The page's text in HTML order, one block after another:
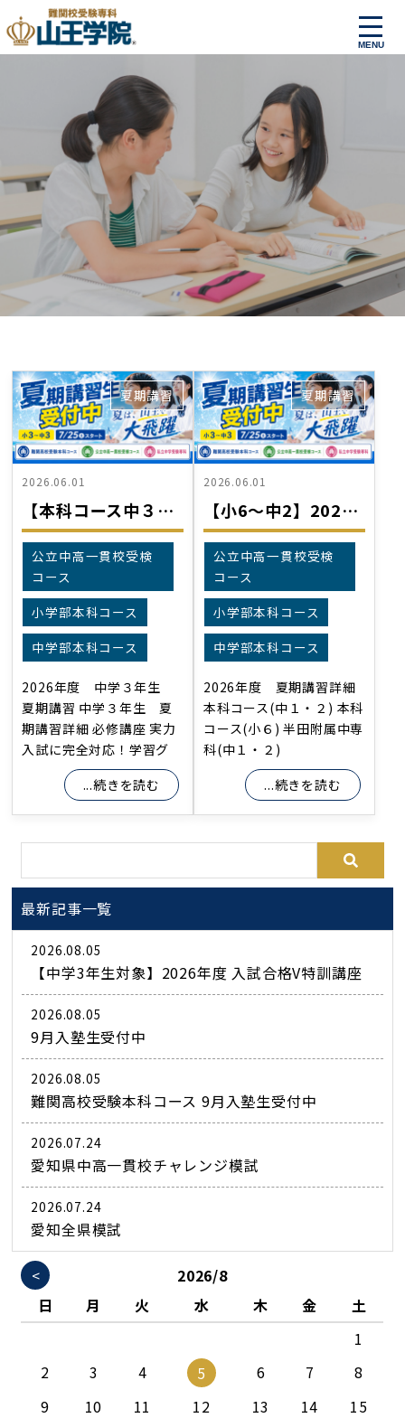
2026.06.01
【本科コース中３】2026年度 夏期講習
夏期講習
公立中高一貫校受検
コース
小学部本科コース
中学部本科コース
2026年度 中学３年生
夏期講習 中学３年生 夏
期講習詳細 必修講座 実力
入試に完全対応！学習グ
...続きを読む
2026.06.01
【小6～中2】2026年度 夏期講習
夏期講習
公立中高一貫校受検
コース
小学部本科コース
中学部本科コース
2026年度 夏期講習詳細
本科コース(中１・２) 本科
コース(小６) 半田附属中専
科(中１・２)
...続きを読む
最新記事一覧
2026.08.05
【中学3年生対象】2026年度 入試合格V特訓講座
2026.08.05
9月入塾生受付中
2026.08.05
難関高校受験本科コース 9月入塾生受付中
2026.07.24
愛知県中高一貫校チャレンジ模試
2026.07.24
愛知全県模試
<
2026/8
日
月 火 水 木 金
土
1
2
3 4 5 6 7
8
9
10 11 12 13 14
15